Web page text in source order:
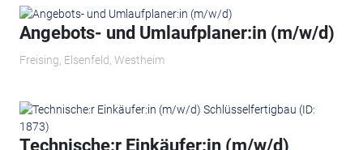
Angebots- und Umlaufplaner:in (m/w/d)
Freising, Elsenfeld, Westheim
Technische:r Einkäufer:in (m/w/d)